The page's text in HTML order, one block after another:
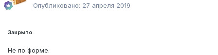
Опубликовано: 27 апреля 2019
Закрыто.
Не по форме.